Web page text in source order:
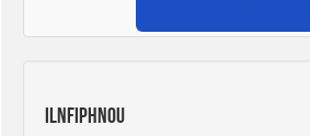
ilnfiphnou